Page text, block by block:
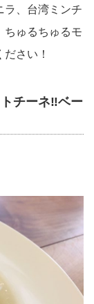
ラ、台湾ミンチ
ちゅるちゅるモ
さい！
チーネ‼︎ベー